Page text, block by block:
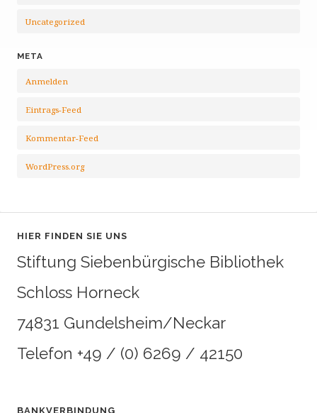
Uncategorized
META
Anmelden
Eintrags-Feed
Kommentar-Feed
WordPress.org
HIER FINDEN SIE UNS
Stiftung Siebenbürgische Bibliothek
Schloss Horneck
74831 Gundelsheim/Neckar
Telefon +49 / (0) 6269 / 42150
BANKVERBINDUNG